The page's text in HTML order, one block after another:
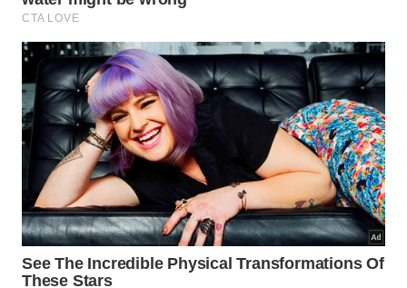
tradicional, mas a fruta também rende preparos
cor, aroma e sabor. Quando cozida, ela libera
pigmentos escuros e cria caldas de tom vinho,
perfeitas para doces,geleias e bebidas artesanais.
Na cozinha, a jabuticaba pode aparecer em receitas
doces, ácidas e até salgadas: